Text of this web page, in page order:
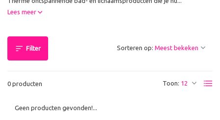
Lees meer
Filter
0 producten Toon:
Sorteren op:
Geen producten gevonden!...